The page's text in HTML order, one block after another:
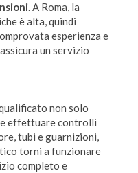
. A Roma, la
è alta, quindi
esperienza e
un servizio
non solo
effettuare controlli
tubi e guarnizioni,
torni a funzionare
completo e